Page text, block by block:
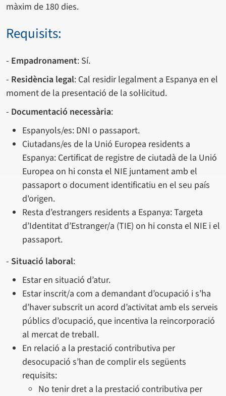
màxim de 180 dies.
Requisits:
- Empadronament: Sí.
- Residència legal: Cal residir legalment a Espanya en el
moment de la presentació de la sol·licitud.
- Documentació necessària:
Espanyols/es: DNI o passaport.
Ciutadans/es de la Unió Europea residents a
Espanya: Certificat de registre de ciutadà de la Unió
Europea on hi consta el NIE juntament amb el
passaport o document identificatiu en el seu país
d'origen.
Resta d’estrangers residents a Espanya: Targeta
d’Identitat d’Estranger/a (TIE) on hi consta el NIE i el
passaport.
- Situació laboral:
Estar en situació d’atur.
Estar inscrit/a com a demandant d’ocupació i s’ha
d’haver subscrit un acord d’activitat amb els serveis
públics d’ocupació, que incentiva la reincorporació
al mercat de treball.
En relació a la prestació contributiva per
desocupació s’han de complir els següents
requisits:
No tenir dret a la prestació contributiva per